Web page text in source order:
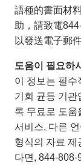
語種的書面材
助，請致電
以發送電子郵
도움이 필요하
이 정보는 필수
기회 균등 기관
록 무료로 도움
서비스, 다른
형식의 자료 제
다면, 844-808-